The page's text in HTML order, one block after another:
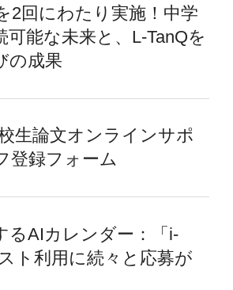
2回にわたり実施！中学
可能な未来と、L-TanQを
の成果
生論文オンラインサポ
登録フォーム
るAIカレンダー：「i-
ト利用に続々と応募が